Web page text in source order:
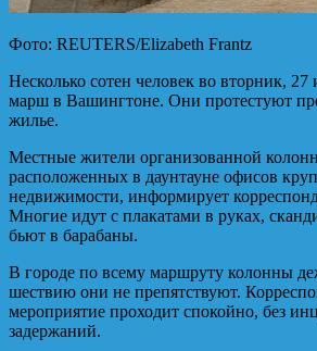
Фото: REUTERS/Elizabeth Frantz
Несколько сотен человек во вторник,
марш в Вашингтоне. Они протестуют
жилье.
Местные жители организованной
расположенных в даунтауне офисов
недвижимости, информирует
Многие идут с плакатами в руках,
бьют в барабаны.
В городе по всему маршруту колонны
шествию они не препятствуют.
мероприятие проходит спокойно, без
задержаний.